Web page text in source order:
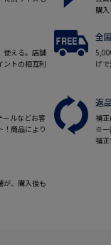
購入
使える。店舗
ントの相互利
全
げ
ールなどお客
！商品により
返
補
※一
補正
が、購入後も